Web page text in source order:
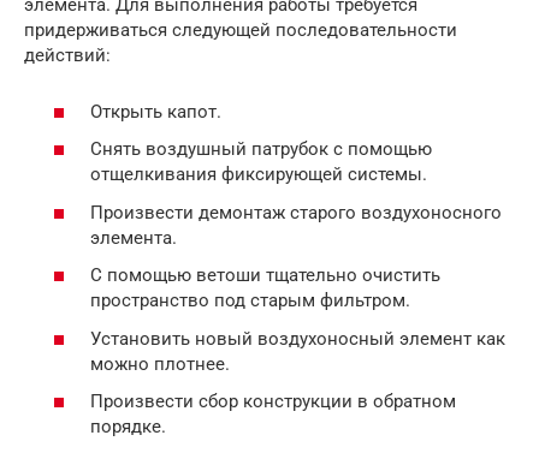
элемента. Для выполнения работы требуется
придерживаться следующей последовательности
действий:
Открыть капот.
Снять воздушный патрубок с помощью
отщелкивания фиксирующей системы.
Произвести демонтаж старого воздухоносного
элемента.
С помощью ветоши тщательно очистить
пространство под старым фильтром.
Установить новый воздухоносный элемент как
можно плотнее.
Произвести сбор конструкции в обратном
порядке.